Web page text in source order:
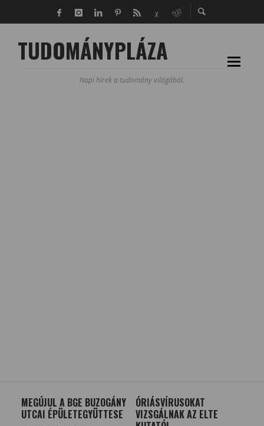
TUDOMÁNYPLÁZA
Napi hírek a tudomány világából.
MEGÚJUL A BGE BUZOGÁNY
UTCAI ÉPÜLETEGYÜTTESE
ÓRIÁSVÍRUSOKAT
VIZSGÁLNAK AZ ELTE